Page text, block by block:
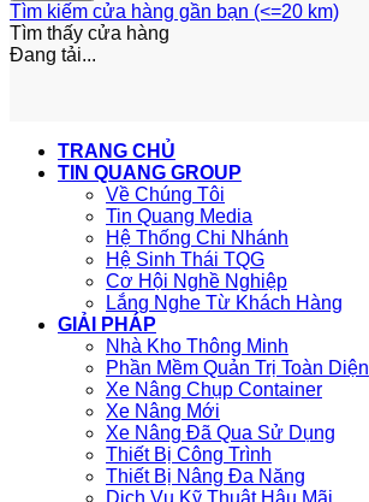
Tìm kiếm cửa hàng gần bạn (<=20 km)
Tìm thấy cửa hàng
Đang tải...
TRANG CHỦ
TIN QUANG GROUP
Về Chúng Tôi
Tin Quang Media
Hệ Thống Chi Nhánh
Hệ Sinh Thái TQG
Cơ Hội Nghề Nghiệp
Lắng Nghe Từ Khách Hàng
GIẢI PHÁP
Nhà Kho Thông Minh
Phần Mềm Quản Trị Toàn Diện
Xe Nâng Chụp Container
Xe Nâng Mới
Xe Nâng Đã Qua Sử Dụng
Thiết Bị Công Trình
Thiết Bị Nâng Đa Năng